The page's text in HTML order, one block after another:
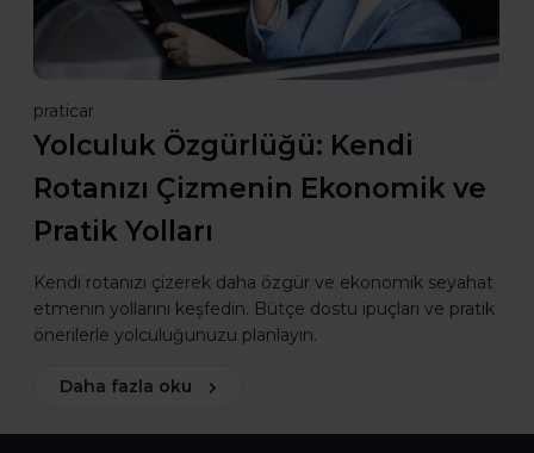
praticar
Yolculuk Özgürlüğü: Kendi
Rotanızı Çizmenin Ekonomik ve
Pratik Yolları
Kendi rotanızı çizerek daha özgür ve ekonomik seyahat
etmenin yollarını keşfedin. Bütçe dostu ipuçları ve pratik
önerilerle yolculuğunuzu planlayın.
Daha fazla oku